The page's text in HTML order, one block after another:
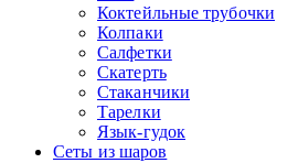
Коктейльные трубочки
Колпаки
Салфетки
Скатерть
Стаканчики
Тарелки
Язык-гудок
Сеты из шаров